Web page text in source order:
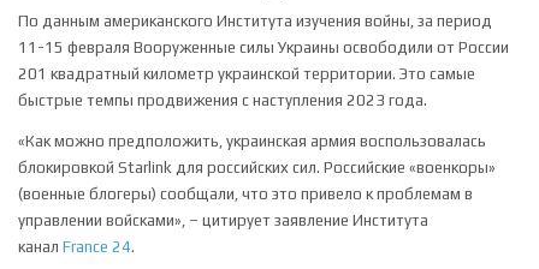
По данным американского Института изучения войны, за период
11-15 февраля Вооруженные силы Украины освободили от России
201 квадратный километр украинской территории. Это самые
быстрые темпы продвижения с наступления 2023 года.
«Как можно предположить, украинская армия воспользовалась
блокировкой Starlink для российских сил. Российские «военкоры»
(военные блогеры) сообщали, что это привело к проблемам в
управлении войсками», – цитирует заявление Института
канал France 24.